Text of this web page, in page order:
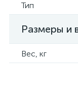
Тип
Размеры и
Вес, кг